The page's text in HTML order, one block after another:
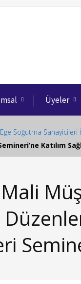
Üyeler
Soğutma Sanayicileri
Katılım